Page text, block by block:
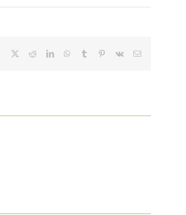
Facebook RedditLinkedInWhatsApp
Tumblr Pinterest
Vk Email